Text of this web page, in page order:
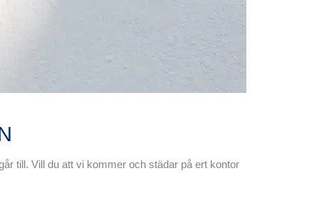
till. Vill du att vi kommer och städar på ert kontor